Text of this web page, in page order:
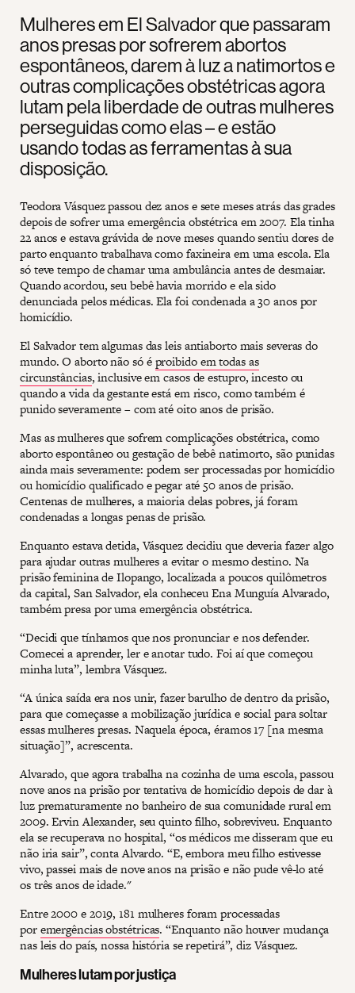
Mulheres em El Salvador que passaram
anos presas por sofrerem abortos
espontâneos, darem à luz a natimortos e
outras complicações obstétricas agora
lutam pela liberdade de outras mulheres
perseguidas como elas – e estão
usando todas as ferramentas à sua
disposição.
Teodora Vásquez passou dez anos e sete meses atrás das grades
depois de sofrer uma emergência obstétrica em 2007. Ela tinha
22 anos e estava grávida de nove meses quando sentiu dores de
parto enquanto trabalhava como faxineira em uma escola. Ela
só teve tempo de chamar uma ambulância antes de desmaiar.
Quando acordou, seu bebê havia morrido e ela sido
denunciada pelos médicas. Ela foi condenada a 30 anos por
homicídio.
El Salvador tem algumas das leis antiaborto mais severas do
mundo. O aborto não só éproibido em todas as
circunstâncias, inclusive em casos de estupro, incesto ou
quando a vida da gestante está em risco, como também é
punido severamente – com até oito anos de prisão.
Mas as mulheres que sofrem complicações obstétrica, como
aborto espontâneo ou gestação de bebê natimorto, são punidas
ainda mais severamente: podem ser processadas por homicídio
ou homicídio qualificado e pegar até 50 anos de prisão.
Centenas de mulheres, a maioria delas pobres, já foram
condenadas a longas penas de prisão.
Enquanto estava detida, Vásquez decidiu que deveria fazer algo
para ajudar outras mulheres a evitar o mesmo destino. Na
prisão feminina de Ilopango, localizada a poucos quilômetros
da capital, San Salvador, ela conheceu Ena Munguía Alvarado,
também presa por uma emergência obstétrica.
“Decidi que tínhamos que nos pronunciar e nos defender.
Comecei a aprender, ler e anotar tudo. Foi aí que começou
minha luta”, lembra Vásquez.
“A única saída era nos unir, fazer barulho de dentro da prisão,
para que começasse a mobilização jurídica e social para soltar
essas mulheres presas. Naquela época, éramos 17 [na mesma
situação]”, acrescenta.
Alvarado, que agora trabalha na cozinha de uma escola, passou
nove anos na prisão por tentativa de homicídio depois de dar à
luz prematuramente no banheiro de sua comunidade rural em
2009. Ervin Alexander, seu quinto filho, sobreviveu. Enquanto
ela se recuperava no hospital, “os médicos me disseram que eu
não iria sair”, conta Alvardo. “E, embora meu filho estivesse
vivo, passei mais de nove anos na prisão e não pude vê-lo até
os três anos de idade."
Entre 2000 e 2019, 181 mulheres foram processadas
poremergências obstétricas. “Enquanto não houver mudança
nas leis do país, nossa história se repetirá”, diz Vásquez.
Mulheres lutam por justiça